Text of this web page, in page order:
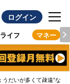
ログイン
ライフ マネー
うだいが多くて疎遠”な